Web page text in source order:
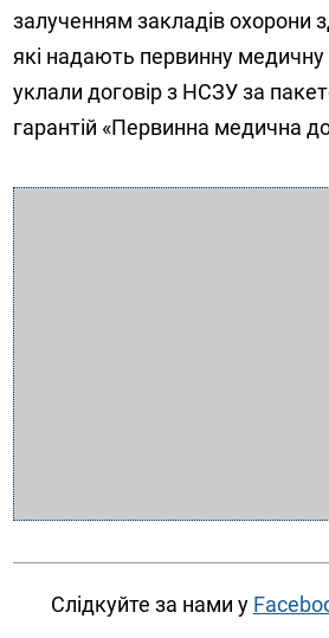
залученням закладів охорони
які надають первинну
уклали договір з НСЗУ за
гарантій «Первинна медична
Слідкуйте за нами у